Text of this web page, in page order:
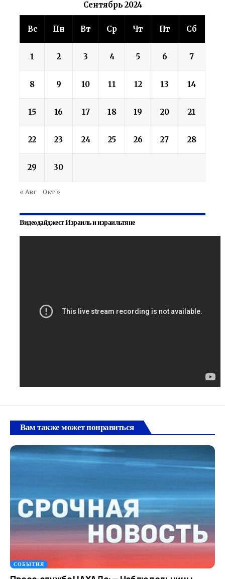
Сентябрь 2024
Вс Пн Вт Ср Чт Пт Сб
1 2 3 4 5 6 7
8 9 10 11 12 13 14
15 16 17 18 19 20 21
22 23 24 25 26 27 28
29 30
« Авг Окт »
Видеодайджест Израиль и израильтяне
Вам также может понравиться
СОБЫТИЯ